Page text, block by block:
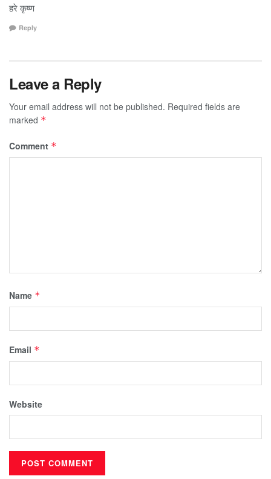
हरे कृष्ण
Reply
Leave a Reply
Your email address will not be published. Required fields are
marked *
Comment *
Name *
Email *
Website